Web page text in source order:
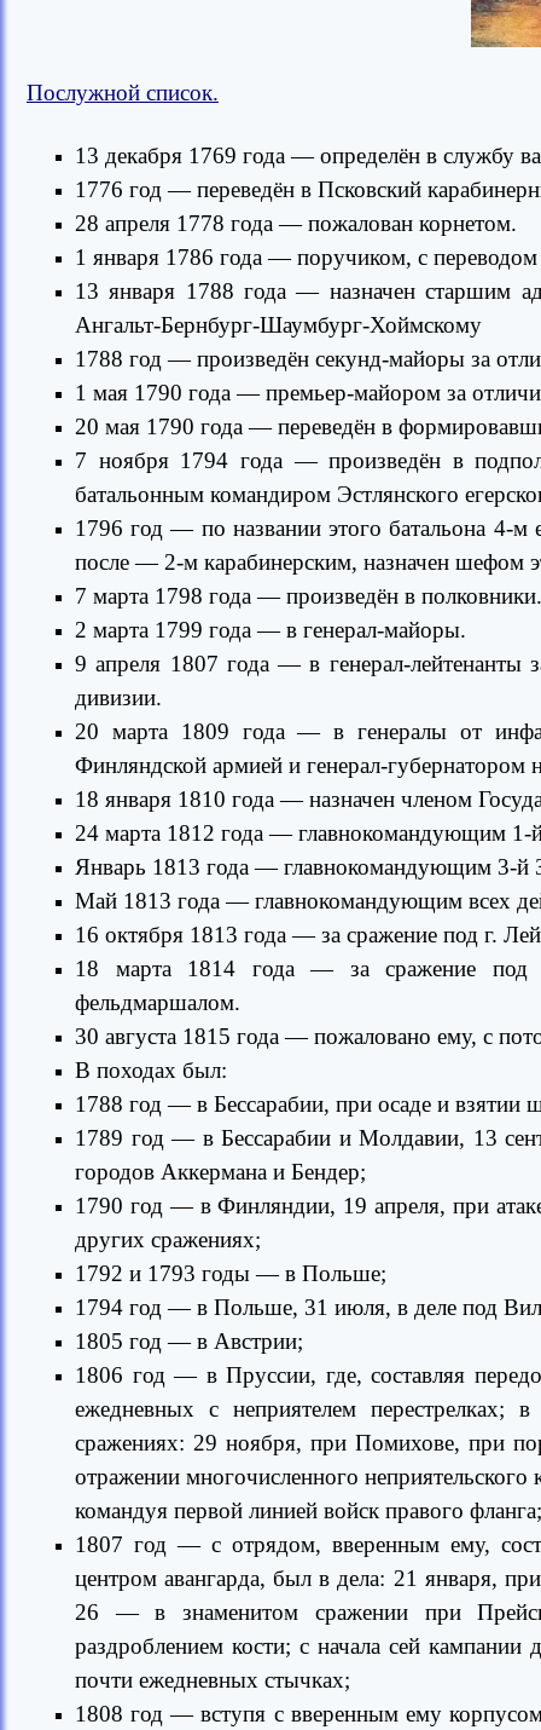
Послужной список.
13 декабря 1769 года — определён в службу
1776 год — переведён в Псковский
28 апреля 1778 года — пожалован корнетом.
1 января 1786 года — поручиком, с
13 января 1788 года — назначен старшим
Ангальт-Бернбург-Шаумбург-Хоймскому
1788 год — произведён секунд-майоры за
1 мая 1790 года — премьер-майором за
20 мая 1790 года — переведён в
7 ноября 1794 года — произведён в
батальонным командиром Эстлянского
1796 год — по названии этого батальона 4-м
после — 2-м карабинерским, назначен шефом
7 марта 1798 года — произведён в полковники.
2 марта 1799 года — в генерал-майоры.
9 апреля 1807 года — в генерал-лейтенанты
дивизии.
20 марта 1809 года — в генералы от
Финляндской армией и генерал-
18 января 1810 года — назначен членом
24 марта 1812 года — главнокомандующим 1-
Январь 1813 года — главнокомандующим 3-й
Май 1813 года — главнокомандующим всех
16 октября 1813 года — за сражение под г.
18 марта 1814 года — за сражение под
фельдмаршалом.
30 августа 1815 года — пожаловано ему, с
В походах был:
1788 год — в Бессарабии, при осаде и взятии
1789 год — в Бессарабии и Молдавии, 13
городов Аккермана и Бендер;
1790 год — в Финляндии, 19 апреля, при
других сражениях;
1792 и 1793 годы — в Польше;
1794 год — в Польше, 31 июля, в деле под
1805 год — в Австрии;
1806 год — в Пруссии, где, составляя
ежедневных с неприятелем
сражениях: 29 ноября, при Помихове, при
отражении многочисленного
командуя первой линией войск правого фланга;
1807 год — с отрядом, вверенным ему,
центром авангарда, был в дела: 21 января,
26 — в знаменитом сражении при
раздроблением кости; с начала сей
почти ежедневных стычках;
1808 год — вступя с вверенным ему